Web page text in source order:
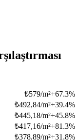
₺579/m²+67.3%
₺492,84/m²+39.4%
₺445,18/m²+45.8%
₺417,16/m²+81.3%
₺378,89/m²+31.8%